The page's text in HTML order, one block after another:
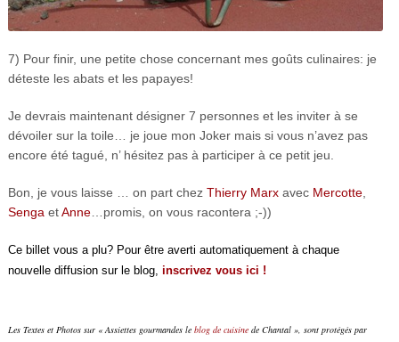
7) Pour finir, une petite chose concernant mes goûts culinaires: je
déteste les abats et les papayes!
Je devrais maintenant désigner 7 personnes et les inviter à se
dévoiler sur la toile… je joue mon Joker mais si vous n’avez pas
encore été tagué, n’ hésitez pas à participer à ce petit jeu.
Bon, je vous laisse … on part chez Thierry Marxavec Mercotte,
Senga etAnne…promis, on vous racontera ;-))
Ce billet vous a plu? Pour être averti automatiquement à chaque
nouvelle diffusion sur le blog, inscrivez vous ici !
Les Textes et Photos sur « Assiettes gourmandes le blog de cuisinede Chantal », sont protégés par